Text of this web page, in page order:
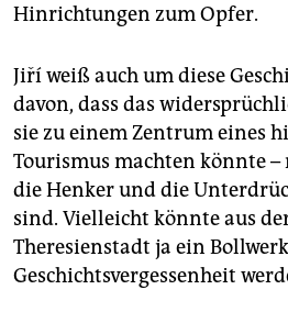
Hinrichtungen zum Opfer.
Jiří weiß auch um diese
davon, dass das
sie zu einem Zentrum eines
Tourismus machten könnte
die Henker und die
sind. Vielleicht könnte aus
Theresienstadt ja ein
Geschichtsvergessenheit